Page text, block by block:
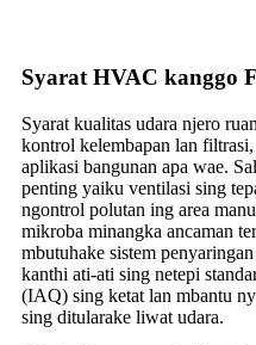
Syarat HVAC kanggo
Syarat kualitas udara njero
kontrol kelembapan lan
aplikasi bangunan apa wae.
penting yaiku ventilasi sing
ngontrol polutan ing area
mikroba minangka ancaman
mbutuhake sistem
kanthi ati-ati sing netepi
(IAQ) sing ketat lan mbantu
sing ditularake liwat udara.